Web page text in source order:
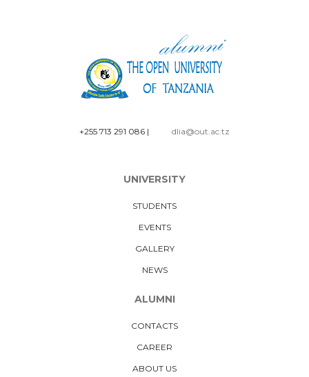
+255 713 291 086 | dlia@out.ac.tz
UNIVERSITY
STUDENTS
EVENTS
GALLERY
NEWS
ALUMNI
CONTACTS
CAREER
ABOUT US